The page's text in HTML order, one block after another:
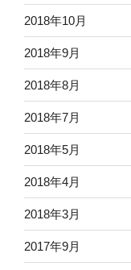
2018年10月
2018年9月
2018年8月
2018年7月
2018年5月
2018年4月
2018年3月
2017年9月